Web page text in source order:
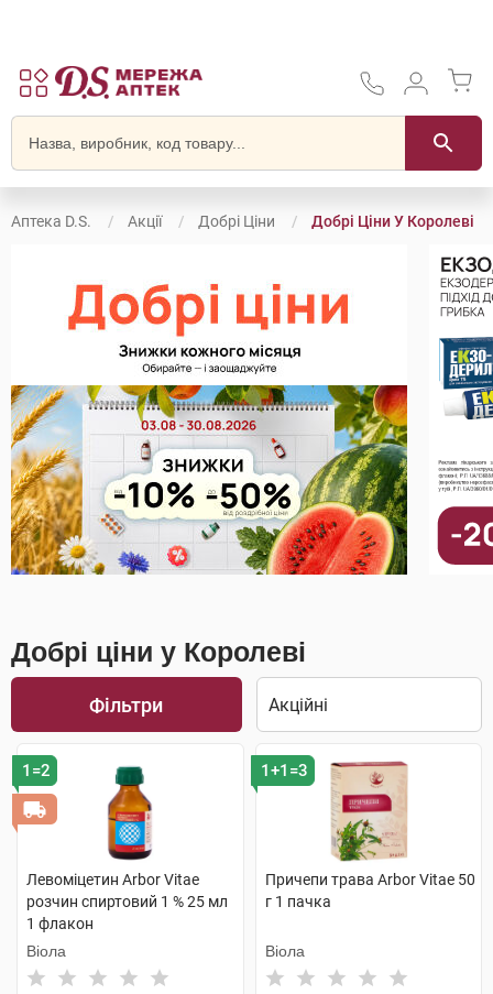
Аптека D.S. Акції Добрі Ціни Добрі Ціни У Королеві
Добрі ціни у Королеві
Фільтри
1=2
Левоміцетин Arbor Vitae
розчин спиртовий 1 % 25 мл
1 флакон
Віола
1+1=3
Причепи трава Arbor Vitae 50
г 1 пачка
Віола